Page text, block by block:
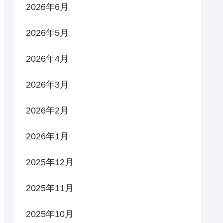
2026年6月
2026年5月
2026年4月
2026年3月
2026年2月
2026年1月
2025年12月
2025年11月
2025年10月